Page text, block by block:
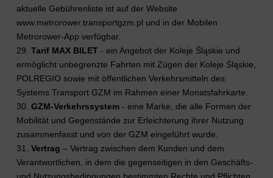
aktuelle Gebührenliste ist auf der Website
www.metrorower.transportgzm.pl und in der Mobilen
Metrorower-App verfügbar.
29. Tarif MAX BILET- ein Angebot der Koleje Śląskie und
ermöglicht unbegrenzte Fahrten mit Zügen der Koleje Śląskie,
POLREGIO sowie mit öffentlichen Verkehrsmitteln des
Systems Transport GZM im Rahmen einer Monatsfahrkarte.
30. GZM-Verkehrssystem- eine Marke, die alle Formen der
Mobilität und Gegenstände zur Erleichterung ihrer Nutzung
zusammenfasst und von der GZM eingeführt wurde.
31. Vertrag – Vertrag zwischen dem Kunden und dem
Verantwortlichen, in dem die gegenseitigen in den Geschäfts-
und Nutzungsbedingungen bestimmten Rechte und Pflichten